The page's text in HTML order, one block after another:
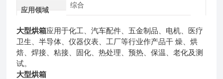
应用领域
综合
大型烘箱应用于化工、汽车配件、五金制品、电机、医疗
卫生、半导体、仪器仪表、工厂等行业作产品干 燥、烘
焙、焊接、粘接、固化、热处理、预热、保温、老化及测
试。
大型烘箱